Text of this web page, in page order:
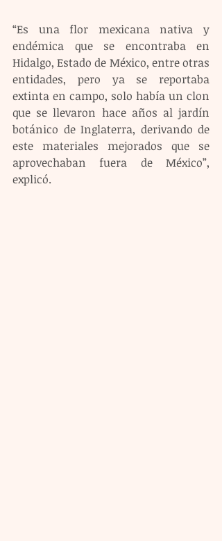
“Es una flor mexicana nativa y
endémica que se encontraba en
Hidalgo, Estado de México, entre otras
entidades, pero ya se reportaba
extinta en campo, solo había un clon
que se llevaron hace años al jardín
botánico de Inglaterra, derivando de
este materiales mejorados que se
aprovechaban fuera de México”,
explicó.